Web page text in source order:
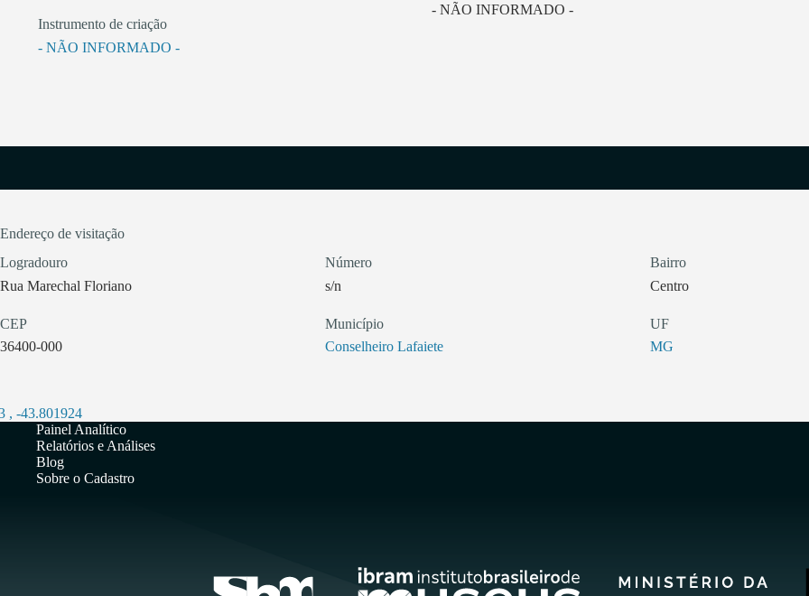
Instrumento de criação
- NÃO INFORMADO -
- NÃO INFORMADO -
Endereço de visitação
Logradouro
Rua Marechal Floriano
Número
s/n
Bairro
Centro
CEP
36400-000
Município
Conselheiro Lafaiete
UF
MG
, -43.801924
Painel Analítico
Relatórios e Análises
Blog
Sobre o Cadastro